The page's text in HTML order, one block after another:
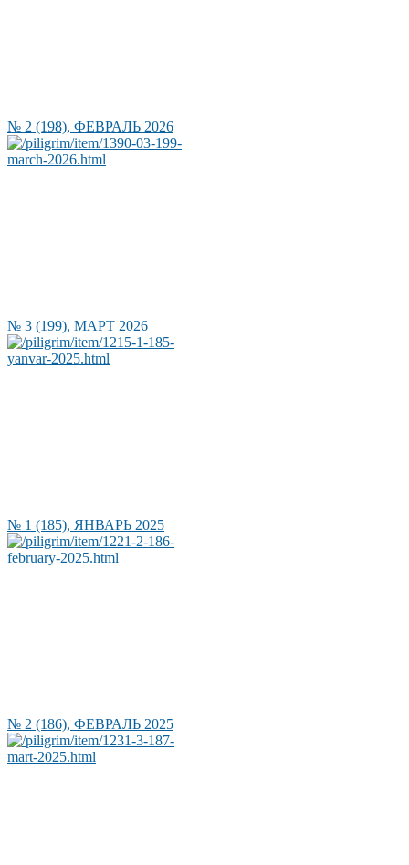
№ 2 (198), ФЕВРАЛЬ 2026
№ 3 (199), МАРТ 2026
№ 1 (185), ЯНВАРЬ 2025
№ 2 (186), ФЕВРАЛЬ 2025